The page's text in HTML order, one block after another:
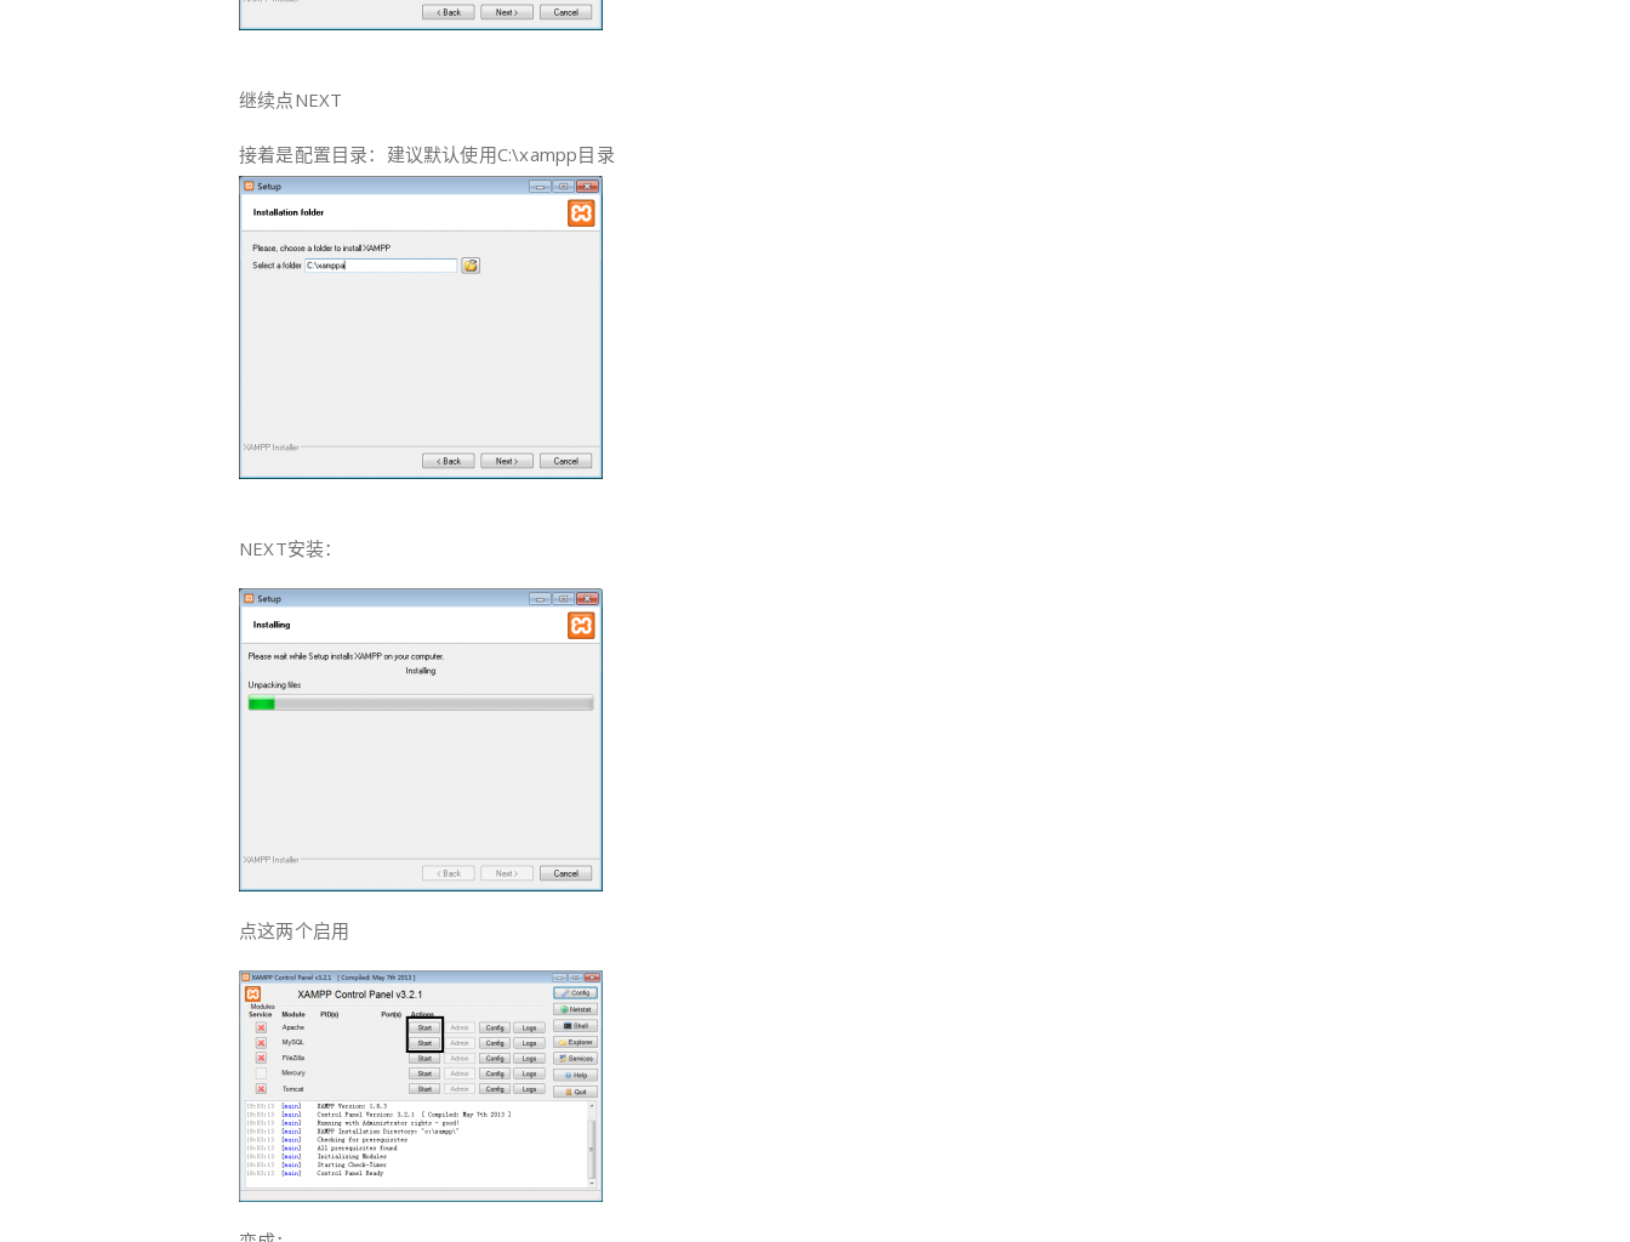
继续点NEXT
接着是配置目录：建议默认使用C:\xampp目录
NEXT安装：
点这两个启用